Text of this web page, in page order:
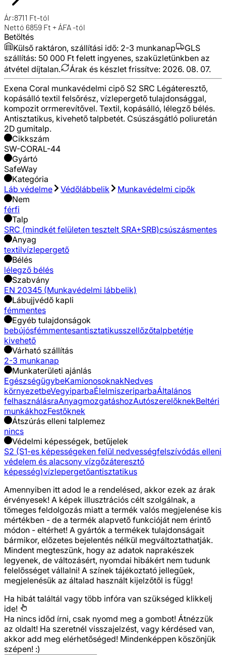
Ár:8711 Ft-tól
Nettó 6859 Ft + ÁFA-tól
Betöltés
Külső raktáron, szállítási idő: 2-3 munkanap
GLS
szállítás: 50 000 Ft felett ingyenes, szaküzletünkben az
átvétel díjtalan.
Árak és készlet frissítve: 2026. 08. 07.
Exena Coral munkavédelmi cipő S2 SRC Légáteresztő,
kopásálló textil felsőrész, vízlepergető tulajdonsággal,
kompozit orrmerevítővel. Textil, kopásálló, lélegző bélés.
Antisztatikus, kivehető talpbetét. Csúszásgátló poliuretán
2D gumitalp.
Cikkszám
SW-CORAL-44
Gyártó
SafeWay
Kategória
Láb védelme
Védőlábbelik
Munkavédelmi cipők
Nem
férfi
Talp
SRC (mindkét felületen tesztelt SRA+SRB)csúszásmentes
Anyag
textilvízlepergető
Bélés
lélegző bélés
Szabvány
EN 20345 (Munkavédelmi lábbelik)
Lábujjvédő kapli
fémmentes
Egyéb tulajdonságok
bebújósfémmentesantisztatikusszellőzőtalpbetétje
kivehető
Várható szállítás
2-3 munkanap
Munkaterületi ajánlás
EgészségügybeKamionosoknakNedves
környezetbeVegyiparbaÉlelmiszeriparbaÁltalános
felhasználásraAnyagmozgatáshozAutószerelőknekBeltéri
munkákhozFestőknek
Átszúrás elleni talplemez
nincs
Védelmi képességek, betűjelek
S2 (S1-es képességeken felül nedvességfelszívódás elleni
védelem és alacsony vízgőzáteresztő
képesség)vízlepergetőantisztatikus
Amennyiben itt adod le a rendelésed, akkor ezek az árak
érvényesek! A képek illusztrációs célt szolgálnak, a
tömeges feldolgozás miatt a termék valós megjelenése kis
mértékben - de a termék alapvető funkcióját nem érintő
módon - eltérhet! A gyártók a termékek tulajdonságait
bármikor, előzetes bejelentés nélkül megváltoztathatják.
Mindent megteszünk, hogy az adatok naprakészek
legyenek, de változásért, nyomdai hibákért nem tudunk
felelősséget vállalni! A színek tájékoztató jellegűek,
megjelenésük az általad használt kijelzőtől is függ!
Ha hibát találtál vagy több infóra van szükséged klikkelj
ide!
Ha nincs időd írni, csak nyomd meg a gombot! Átnézzük
az oldalt! Ha szeretnél visszajelzést, vagy kérdésed van,
akkor add meg elérhetőséged! Mindenképpen köszönjük
szépen! :)